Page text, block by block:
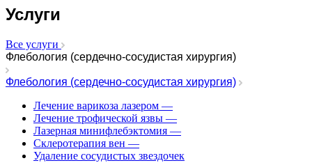
Услуги
Все услуги
Флебология (сердечно-сосудистая хирургия)
Флебология (сердечно-сосудистая хирургия)
Лечение варикоза лазером —
Лечение трофической язвы —
Лазерная минифлебэктомия —
Cклеротерапия вен —
Удаление сосудистых звездочек